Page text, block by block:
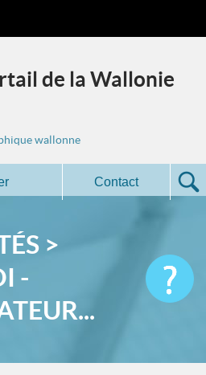
de la Wallonie
wallonne
Contact
>
-